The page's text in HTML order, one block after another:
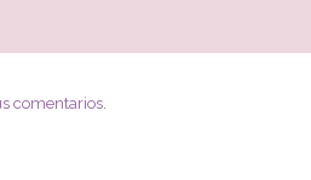
comentarios.